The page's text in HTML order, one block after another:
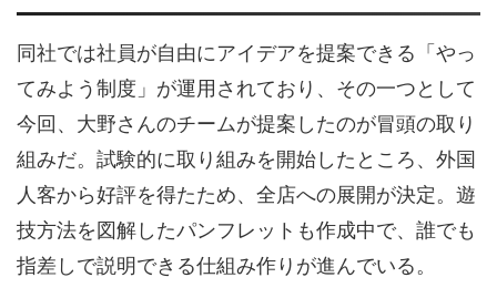
同社では社員が自由にアイデアを提案できる「やっ
てみよう制度」が運用されており、その一つとして
今回、大野さんのチームが提案したのが冒頭の取り
組みだ。試験的に取り組みを開始したところ、外国
人客から好評を得たため、全店への展開が決定。遊
技方法を図解したパンフレットも作成中で、誰でも
指差しで説明できる仕組み作りが進んでいる。